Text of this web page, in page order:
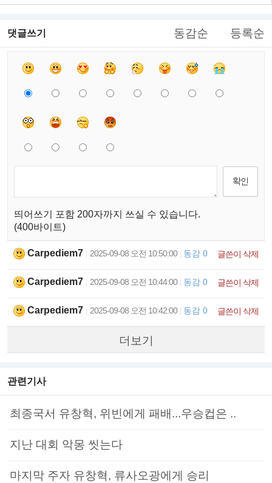
댓글쓰기 동감순 등록순
띄어쓰기 포함 200자까지 쓰실 수 있습니다.
(400바이트)
Carpediem7 2025-09-08 오전 10:50:00 동감 0 글쓴이 삭제
Carpediem7 2025-09-08 오전 10:44:00 동감 0 글쓴이 삭제
Carpediem7 2025-09-08 오전 10:42:00 동감 0 글쓴이 삭제
더보기
관련기사
최종국서 유창혁, 위빈에게 패배...우승컵은 ..
지난 대회 악몽 씻는다
마지막 주자 유창혁, 류사오광에게 승리